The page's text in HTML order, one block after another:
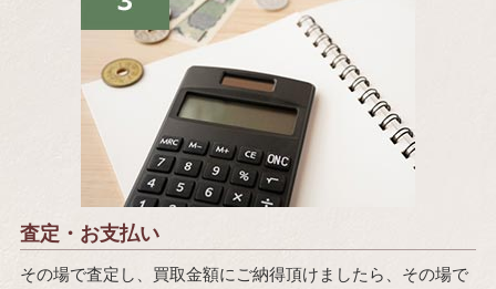
査定・お支払い
その場で査定し、買取金額にご納得頂けましたら、その場で